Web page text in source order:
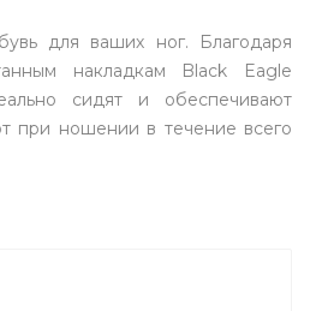
для ваших ног. Благодаря
накладкам Black Eagle
сидят и обеспечивают
при ношении в течение всего